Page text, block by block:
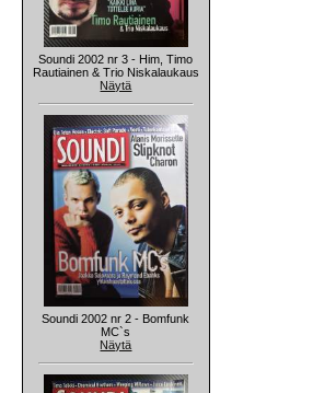
Soundi 2002 nr 3 - Him, Timo
Rautiainen & Trio Niskalaukaus
Näytä
Soundi 2002 nr 2 - Bomfunk
MC`s
Näytä